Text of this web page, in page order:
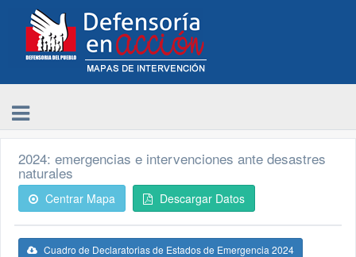
2024: emergencias e intervenciones ante desastres
naturales
Centrar Mapa Descargar Datos
Cuadro de Declaratorias de Estados de Emergencia 2024